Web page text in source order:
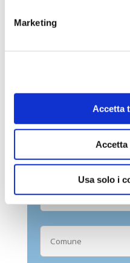
Marketing
Accetta
Usa solo i